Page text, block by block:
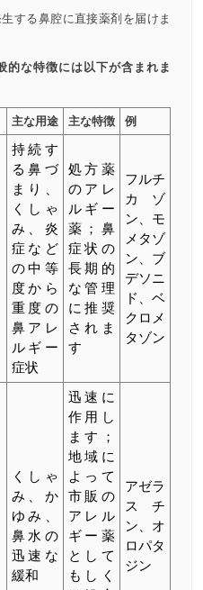
する鼻腔に直接薬剤を届けま
的な特徴には以下が含まれま
主な用途 主な特徴 例
持続す
る鼻づ
まり、
くしゃ
み、炎
症など
の中等
度から
重度の
鼻アレ
ルギー
症状
処方薬
のアレ
ルギー
薬；鼻
症状の
長期的
な管理
に推奨
されま
す
フルチ
カゾ
ン、モ
メタゾ
ン、ブ
デソニ
ド、ベ
クロメ
タゾン
くしゃ
み、か
ゆみ、
鼻水の
迅速な
緩和
迅速に
作用し
ます；
地域に
よって
市販の
アレル
ギー薬
として
もしく
アゼラ
スチ
ン、オ
ロパタ
ジン